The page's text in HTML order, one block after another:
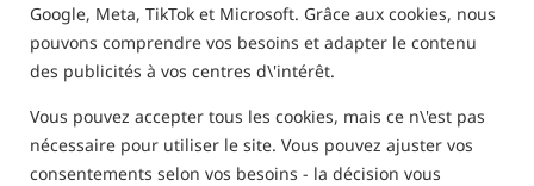
Google, Meta, TikTok et Microsoft. Grâce aux cookies, nous
pouvons comprendre vos besoins et adapter le contenu
des publicités à vos centres d\'intérêt.
Vous pouvez accepter tous les cookies, mais ce n\'est pas
nécessaire pour utiliser le site. Vous pouvez ajuster vos
consentements selon vos besoins - la décision vous